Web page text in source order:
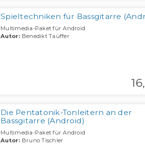
Spieltechniken für Bassgitarre
Multimedia-Paket für Android
Autor: Benedikt Taüffer
16,
Die Pentatonik-Tonleitern an der
Bassgitarre (Android)
Multimedia-Paket für Android
Autor: Bruno Tischler